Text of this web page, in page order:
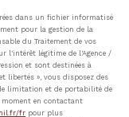
dans un fichier informatisé
pour la gestion de la
du Traitement de vos
l'intérêt légitime de l'Agence /
et sont destinées à
libertés », vous disposez des
limitation et de portabilité de
moment en contactant
fr pour plus